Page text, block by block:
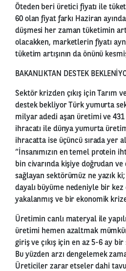
Öteden beri üretici fiyatı ile
60 olan fiyat farkı Haziran
düşmesi her zaman tüketimin
olacakken, marketlerin fiyatı
tüketim artışının da önünü
BAKANLIKTAN DESTEK
Sektör krizden çıkış için Tarım
destek bekliyor Türk yumurta
milyar adedi aşan üretimi ve
ihracatı ile dünya yumurta
ihracatta ise üçüncü sırada yer
“İnsanımızın en temel protein
bin civarında kişiye doğrudan ve
sağlayan sektörümüz ne yazık
dayalı büyüme nedeniyle bir kez
yakalanmış ve bir ekonomik
Üretimin canlı materyal ile
üretimi hemen azaltmak
giriş ve çıkış için en az 5-6 ay
Bu yüzden arzı dengelemek
Üreticiler zarar etseler dahi